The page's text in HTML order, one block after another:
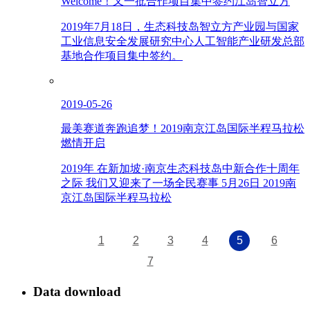
2019年7月18日，生态科技岛智立方产业园与国家
工业信息安全发展研究中心人工智能产业研发总部
基地合作项目集中签约。
2019-05-26
最美赛道奔跑追梦！2019南京江岛国际半程马拉松
燃情开启
2019年 在新加坡·南京生态科技岛中新合作十周年
之际 我们又迎来了一场全民赛事 5月26日 2019南
京江岛国际半程马拉松
1 2 3 4 5
6
7
Data download